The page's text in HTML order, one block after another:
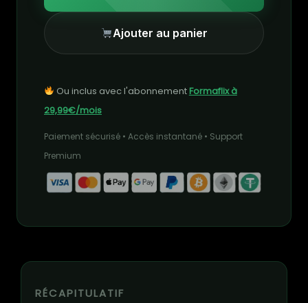
Ajouter au panier
Ou inclus avec l'abonnementFormaflix à
29,99€/mois
Paiement sécurisé • Accès instantané • Support
Premium
RÉCAPITULATIF